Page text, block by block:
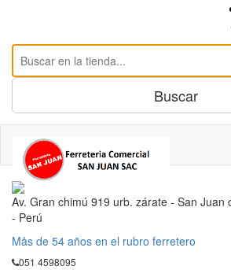
Av. Gran chimú 919 urb. zárate - San Juan
- Perú
Mås de 54 años en el rubro ferretero
051 4598095